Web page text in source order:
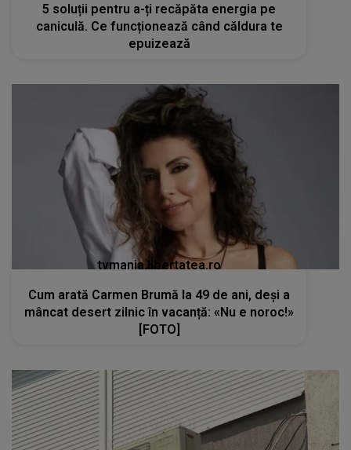
5 soluții pentru a-ți recăpăta energia pe
caniculă. Ce funcționează când căldura te
epuizează
tvmania.libertatea.ro
Cum arată Carmen Brumă la 49 de ani, deși a
mâncat desert zilnic în vacanță: «Nu e noroc!»
[FOTO]